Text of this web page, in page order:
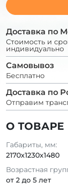
О ТОВАРЕ
Габариты, мм:
2170х1230х1480
Возрастная
от 2 до 5 лет
Доставка по
Стоимость и
индивидуально
Самовывоз
Бесплатно
Доставка по
Отправим